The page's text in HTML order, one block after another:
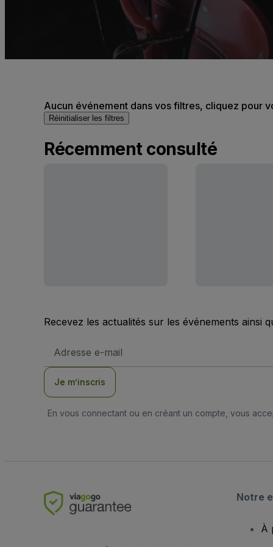
Aucun événement dans vos filtres, cliquez pour
Réinitialiser les filtres
Récemment consulté
Recevez les actualités sur les événements ainsi
e-
Je m’inscris
En vous connectant ou en créant un compte, vous
Notre
À